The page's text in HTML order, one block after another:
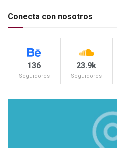
Conecta con nosotros
136
Seguidores
23.9k
Seguidores